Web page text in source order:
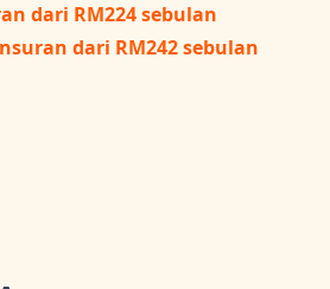
dari RM224 sebulan
dari RM242 sebulan